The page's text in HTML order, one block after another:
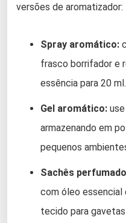
versões de aromatizador:
Spray aromático:
frasco borrifador e
essência para 20
Gel aromático:
armazenando em
pequenos
Sachês
com óleo essencial
tecido para gavetas